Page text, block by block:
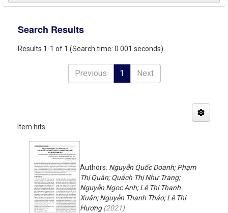
Search Results
Results 1-1 of 1 (Search time: 0.001 seconds).
Previous 1 Next
Item hits:
Authors: Nguyễn Quốc Doanh; Phạm
Thị Quân; Quách Thị Như Trang;
Nguyễn Ngọc Anh; Lê Thị Thanh
Xuân; Nguyễn Thanh Thảo; Lê Thị
Hương(2021)